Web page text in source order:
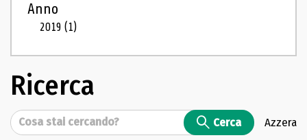
Anno
2019(1)
Ricerca
Cerca Cerca Azzera